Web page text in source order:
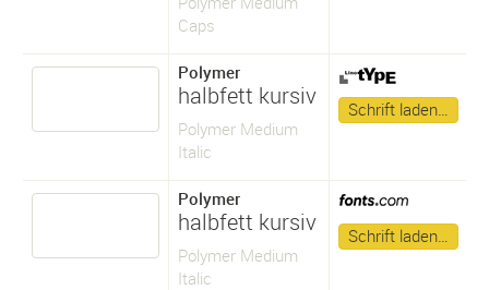
Caps
Polymer
halbfett kursiv
Polymer Medium
Italic
Schrift laden…
Polymer
halbfett kursiv
Polymer Medium
Italic
Schrift laden…